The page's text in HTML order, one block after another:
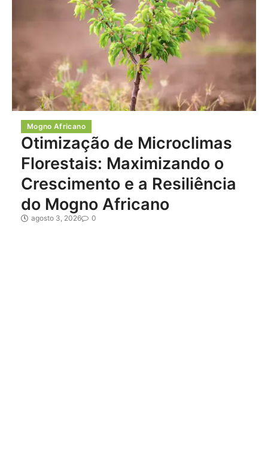
Mogno Africano
Otimização de Microclimas
Florestais: Maximizando o
Crescimento e a Resiliência
do Mogno Africano
agosto 3, 2026 0